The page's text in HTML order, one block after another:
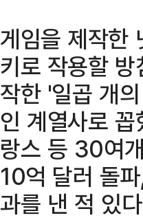
게임을 제작한
키로 작용할
작한 '일곱 개
인 계열사로
랑스 등 30여
10억 달러 돌
과를 낸 적 있